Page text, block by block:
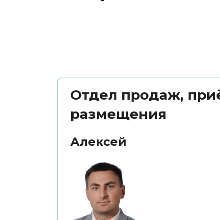
Отдел продаж,
размещения
Алексей